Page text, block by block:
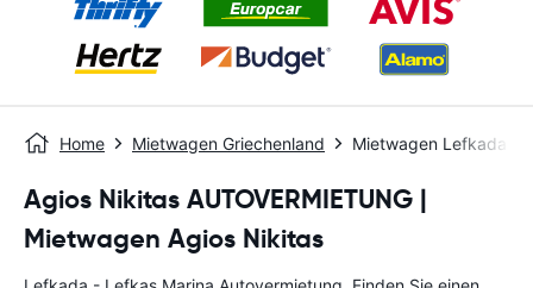
Home Mietwagen Griechenland Mietwagen Lefkada -
Agios Nikitas AUTOVERMIETUNG |
Mietwagen Agios Nikitas